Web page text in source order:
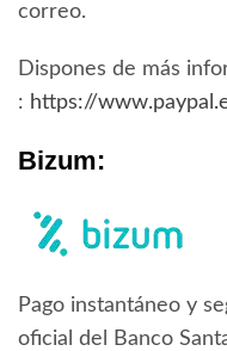
correo.
Dispones de más
: https://
Bizum:
Pago instantáneo y
oficial del Banco